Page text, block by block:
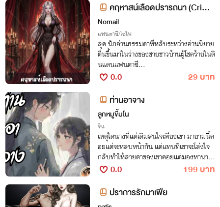
คฤหาสน์เลือดปรารถนา (Crims
on Desire Manor)
Nomail
แฟนตาซี/ไซไฟ
ลุค นักอ่านธรรมดาที่หลับระหว่างอ่านนิยาย
ตื่นขึ้นมาในร่างของชายชาวบ้านผู้โชคร้ายในดิ
นแดนแฟนตาซี...
0.0
29 บาท
ท่านอาจาง
ลูกหมูขี้มโน
จีน
เหตุใดนางที่แต่เดิมสนใจเพียงเขา มายามนี้ค
อยแต่จะหลบหน้ากัน แต่แทนที่เขาจะโล่งใจ
กลับทำให้สายตาของเขาคอยแต่มองหานาง
อยู่เรื่อย
0.0
199 บาท
ปราการรักมาเฟีย